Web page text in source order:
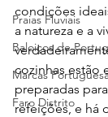
Praias Fluviais
Baloiços de
Marcas
Faro Distrito
condições
a natureza e a
cozinhas estão
preparadas
refeições, e há